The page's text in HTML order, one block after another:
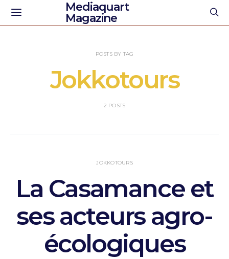
Mediaquart
Magazine
POSTS BY TAG
Jokkotours
2 POSTS
JOKKOTOURS
La Casamance et
ses acteurs agro-
écologiques